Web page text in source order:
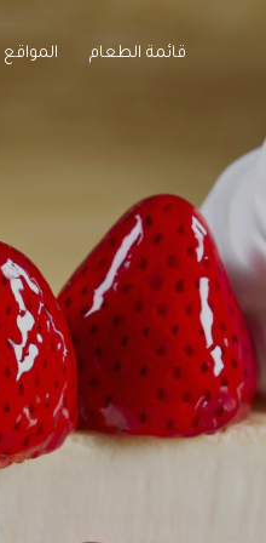
قائمة الطعام المواقع